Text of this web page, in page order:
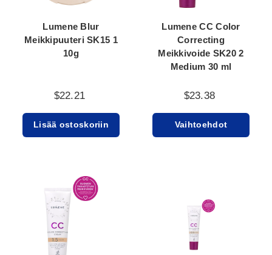
Lumene Blur
Meikkipuuteri SK15 1
10g
$22.21
Lisää ostoskoriin
Lumene CC Color
Correcting
Meikkivoide SK20 2
Medium 30 ml
$23.38
Vaihtoehdot